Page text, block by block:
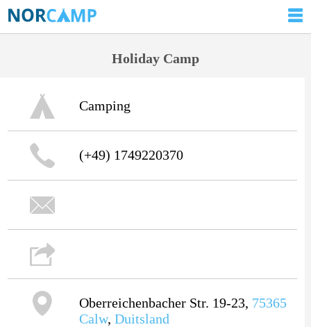
Holiday Camp
Camping
(+49) 1749220370
Oberreichenbacher Str. 19-23, 75365
Calw, Duitsland